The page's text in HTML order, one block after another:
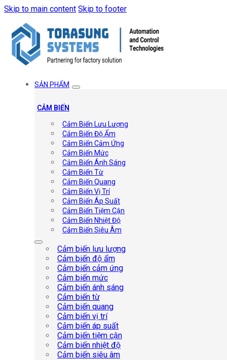
Skip to main content Skip to footer
SẢN PHẨM
CẢM BIẾN
Cảm Biến Lưu Lượng
Cảm Biến Độ Ẩm
Cảm Biến Cảm Ứng
Cảm Biến Mức
Cảm Biến Ánh Sáng
Cảm Biến Từ
Cảm Biến Quang
Cảm Biến Vị Trí
Cảm Biến Áp Suất
Cảm Biến Tiệm Cận
Cảm Biến Nhiệt Độ
Cảm Biến Siêu Âm
Cảm biến lưu lượng
Cảm biến độ ẩm
Cảm biến cảm ứng
Cảm biến mức
Cảm biến ánh sáng
Cảm biến từ
Cảm biến quang
Cảm biến vị trí
Cảm biến áp suất
Cảm biến tiệm cận
Cảm biến nhiệt độ
Cảm biến siêu âm